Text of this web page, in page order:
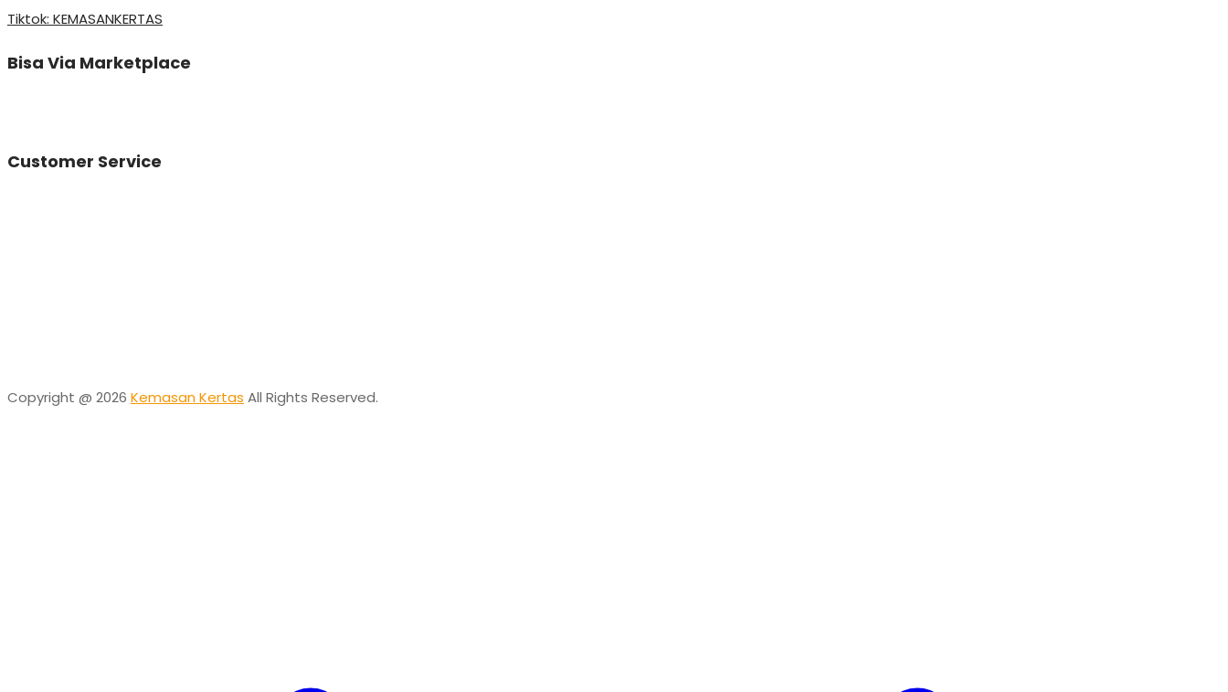
Tiktok: KEMASANKERTAS
Bisa Via Marketplace
Customer Service
Copyright @ 2026 Kemasan Kertas All Rights Reserved.